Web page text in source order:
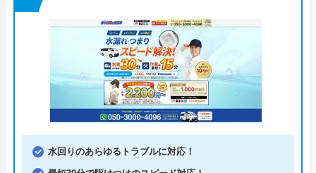
水回りのあらゆるトラブルに対応！